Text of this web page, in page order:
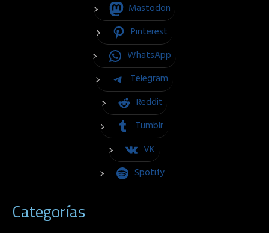
Mastodon
Pinterest
WhatsApp
Telegram
Reddit
Tumblr
VK
Spotify
Categorías